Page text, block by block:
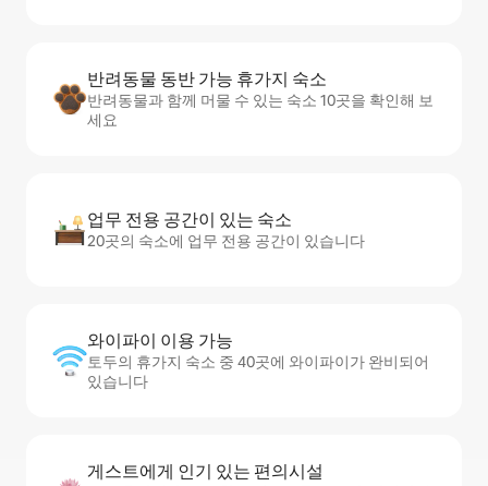
반려동물 동반 가능 휴가지 숙소
반려동물과 함께 머물 수 있는 숙소 10곳을 확인해 보
세요
업무 전용 공간이 있는 숙소
20곳의 숙소에 업무 전용 공간이 있습니다
와이파이 이용 가능
토두의 휴가지 숙소 중 40곳에 와이파이가 완비되어
있습니다
게스트에게 인기 있는 편의시설